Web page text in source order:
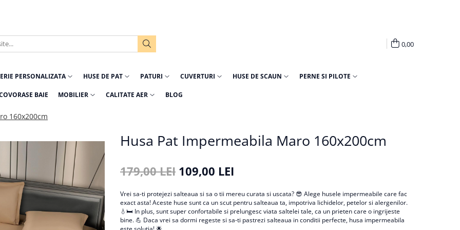
0,00
PERSONALIZATA HUSE DE PAT PATURI CUVERTURI HUSE DE SCAUN PERNE SI PILOTE
BAIE MOBILIER CALITATE AER BLOG
160x200cm
Husa Pat Impermeabila Maro 160x200cm
179,00 LEI 109,00 LEI
Vrei sa-ti protejezi salteaua si sa o tii mereu curata si uscata? 😎 Alege husele impermeabile care fac
exact asta! Aceste huse sunt ca un scut pentru salteaua ta, impotriva lichidelor, petelor si alergenilor.
💧🛏️ In plus, sunt super confortabile si prelungesc viata saltelei tale, ca un prieten care o ingrijeste
bine. 💪 Daca vrei sa dormi regeste si sa-ti pastrezi salteaua in conditii perfecte, husa impermeabila